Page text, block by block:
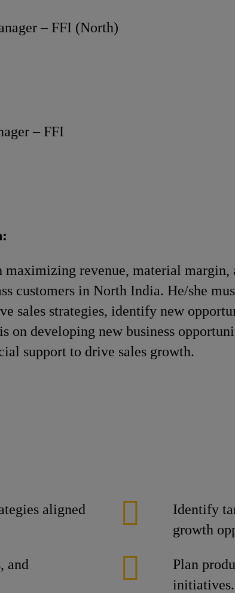
– FFI (North)
– FFI
revenue, material margin,
customers in North India. He/she
sales strategies, identify new
on developing new business
support to drive sales growth.
aligned
Identify
growth
and
Plan
initiatives.